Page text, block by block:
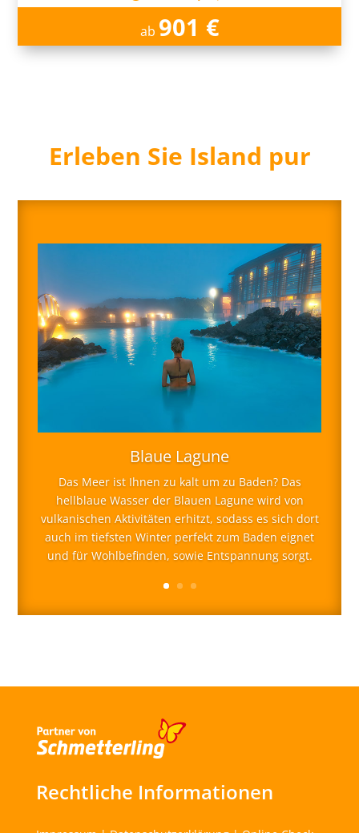
ab 901 €
Erleben Sie Island pur
Blaue Lagune
Das Meer ist Ihnen zu kalt um zu Baden? Das
hellblaue Wasser der Blauen Lagune wird von
vulkanischen Aktivitäten erhitzt, sodass es sich dort
auch im tiefsten Winter perfekt zum Baden eignet
und für Wohlbefinden, sowie Entspannung sorgt.
Rechtliche Informationen